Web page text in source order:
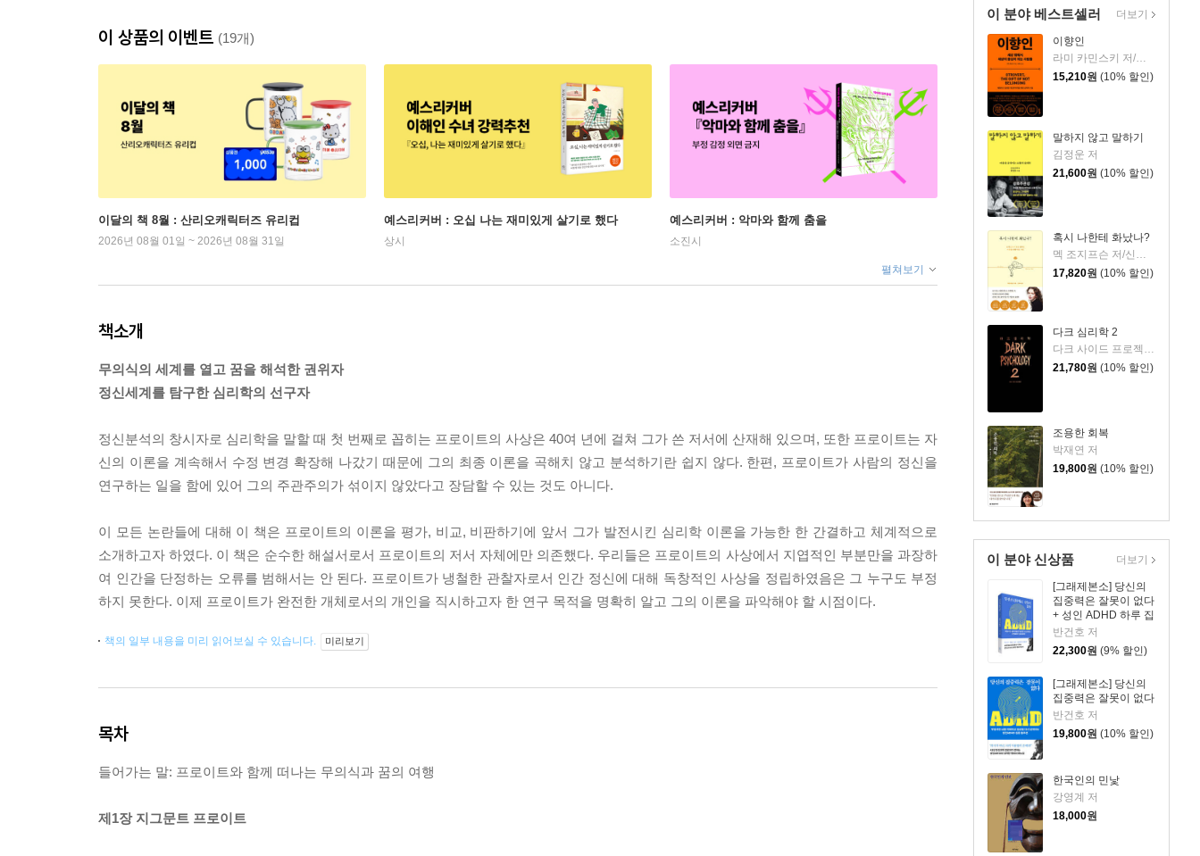
이 분야 베스트셀러
이향인
15,210원 (10% 할인)
말하지 않고 말하기
김정운 저
21,600원 (10% 할인)
혹시 나한테 화났나?
멕 조지프슨 저/신동숙 역
17,820원 (10% 할인)
다크 심리학 2
다크 사이드 프로젝트 저
21,780원 (10% 할인)
조용한 회복
박재연 저
19,800원 (10% 할인)
더보기
이 분야 신상품
[그래제본소] 당신의
집중력은 잘못이 없다
+ 성인 ADHD 하루 집
중 리마인더 킷
반건호 저
22,300원 (9% 할인)
[그래제본소] 당신의
집중력은 잘못이 없다
반건호 저
19,800원 (10% 할인)
한국인의 민낯
강영계 저
18,000원
더보기
이 상품의 이벤트 (19개)
이달의 책 8월 : 산리오캐릭터즈 유리컵
2026년 08월 01일 ~ 2026년 08월 31일
예스리커버 : 오십 나는 재미있게 살기로 했다
상시
예스리커버 : 악마와 함께 춤을
소진시
펼쳐보기
책소개
무의식의 세계를 열고 꿈을 해석한 권위자
정신세계를 탐구한 심리학의 선구자
정신분석의 창시자로 심리학을 말할 때 첫 번째로 꼽히는 프로이트의 사상은 40여 년에 걸쳐 그가 쓴 저서에 산재해 있으며, 또한 프로이트는 자
신의 이론을 계속해서 수정 변경 확장해 나갔기 때문에 그의 최종 이론을 곡해치 않고 분석하기란 쉽지 않다. 한편, 프로이트가 사람의 정신을
연구하는 일을 함에 있어 그의 주관주의가 섞이지 않았다고 장담할 수 있는 것도 아니다.
이 모든 논란들에 대해 이 책은 프로이트의 이론을 평가, 비교, 비판하기에 앞서 그가 발전시킨 심리학 이론을 가능한 한 간결하고 체계적으로
소개하고자 하였다. 이 책은 순수한 해설서로서 프로이트의 저서 자체에만 의존했다. 우리들은 프로이트의 사상에서 지엽적인 부분만을 과장하
여 인간을 단정하는 오류를 범해서는 안 된다. 프로이트가 냉철한 관찰자로서 인간 정신에 대해 독창적인 사상을 정립하였음은 그 누구도 부정
하지 못한다. 이제 프로이트가 완전한 개체로서의 개인을 직시하고자 한 연구 목적을 명확히 알고 그의 이론을 파악해야 할 시점이다.
책의 일부 내용을 미리 읽어보실 수 있습니다. 미리보기
목차
들어가는 말: 프로이트와 함께 떠나는 무의식과 꿈의 여행
제1장 지그문트 프로이트